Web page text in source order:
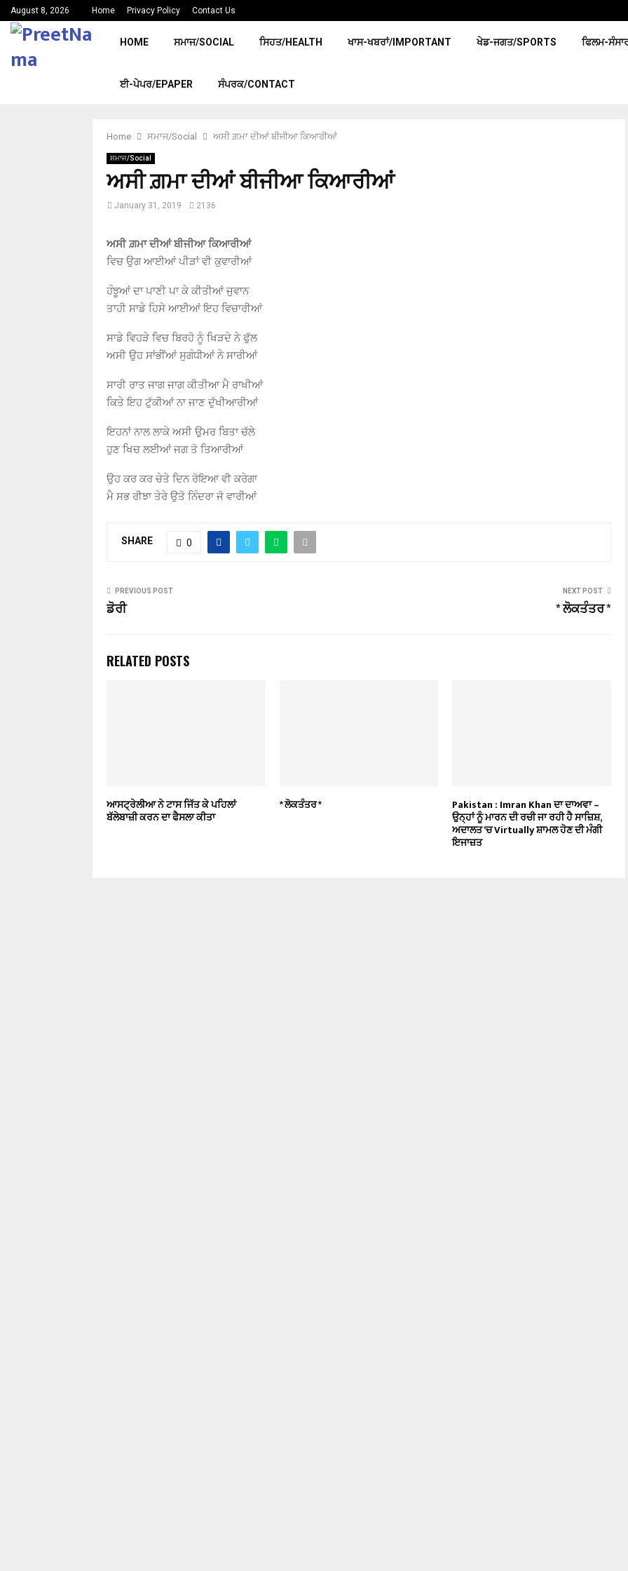
August 8, 2026 Home Privacy Policy Contact Us
HOME ਸਮਾਜ/SOCIAL ਸਿਹਤ/HEALTH ਖਾਸ-ਖਬਰਾਂ/IMPORTANT ਖੇਡ-ਜਗਤ/SPORTS ਫਿਲਮ-
ਈ-ਪੇਪਰ/EPAPER ਸੰਪਰਕ/CONTACT
Home ਸਮਾਜ/Social ਅਸੀ ਗ਼ਮਾ ਦੀਆਂ ਬੀਜੀਆ ਕਿਆਰੀਆਂ
ਸਮਾਜ/Social
ਅਸੀ ਗ਼ਮਾ ਦੀਆਂ ਬੀਜੀਆ ਕਿਆਰੀਆਂ
January 31, 2019 2136
ਅਸੀ ਗ਼ਮਾ ਦੀਆਂ ਬੀਜੀਆ ਕਿਆਰੀਆਂ
ਵਿਚ ਉਗ ਆਈਆਂ ਪੀੜਾਂ ਵੀ ਕੁਵਾਰੀਆਂ
ਹੰਝੂਆਂ ਦਾ ਪਾਣੀ ਪਾ ਕੇ ਕੀਤੀਆਂ ਜੁਵਾਨ
ਤਾਹੀ ਸਾਡੇ ਹਿਸੇ ਆਈਆਂ ਇਹ ਵਿਚਾਰੀਆਂ
ਸਾਡੇ ਵਿਹੜੇ ਵਿਚ ਬਿਰਹੋ ਨੂੰ ਖਿੜਦੇ ਨੇ ਫੁੱਲ
ਅਸੀ ਉਹ ਸਾਂਭੀਂਆਂ ਸੁਗੰਧੀਆਂ ਨੇ ਸਾਰੀਆਂ
ਸਾਰੀ ਰਾਤ ਜਾਗ ਜਾਗ ਕੀਤੀਆ ਮੈ ਰਾਖੀਆਂ
ਕਿਤੇ ਇਹ ਟੁੱਕੀਆਂ ਨਾ ਜਾਣ ਦੁੱਖੀਆਰੀਆਂ
ਇਹਨਾਂ ਨਾਲ ਲਾਕੇ ਅਸੀ ਉਮਰ ਬਿਤਾ ਚੱਲੇ
ਹੁਣ ਖਿਚ ਲਈਆਂ ਜਗ ਤੋ ਤਿਆਰੀਆਂ
ਉਹ ਕਰ ਕਰ ਚੇਤੇ ਦਿਨ ਰੋਇਆ ਵੀ ਕਰੇਗਾ
ਮੈ ਸਭ ਰੀਝਾ ਤੇਰੇ ਉਤੋ ਨਿੰਦਰਾ ਜੋ ਵਾਰੀਆਂ
SHARE 0
PREVIOUS POST
ਡੋਰੀ
NEXT POST
* ਲੋਕਤੰਤਰ *
RELATED POSTS
ਆਸਟ੍ਰੇਲੀਆ ਨੇ ਟਾਸ ਜਿੱਤ ਕੇ ਪਹਿਲਾਂ
ਬੱਲੇਬਾਜ਼ੀ ਕਰਨ ਦਾ ਫੈਸਲਾ ਕੀਤਾ
* ਲੋਕਤੰਤਰ * Pakistan : Imran Khan ਦਾ ਦਾਅਵਾ –
ਉਨ੍ਹਾਂ ਨੂੰ ਮਾਰਨ ਦੀ ਰਚੀ ਜਾ ਰਹੀ ਹੈ ਸਾਜ਼ਿਸ਼,
ਅਦਾਲਤ ‘ਚ Virtually ਸ਼ਾਮਲ ਹੋਣ ਦੀ ਮੰਗੀ
ਇਜਾਜ਼ਤ